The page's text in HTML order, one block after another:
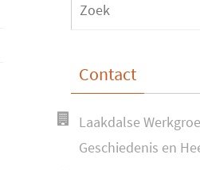
Contact
Laakdalse
Geschiedenis en